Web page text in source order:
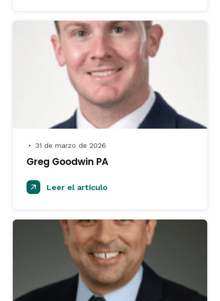
● 31 de marzo de 2026
Greg Goodwin PA
Leer el artículo